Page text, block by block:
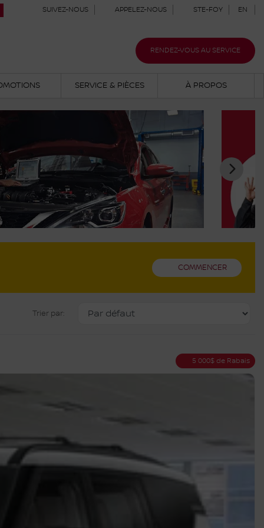
SUIVEZ-NOUS APPELEZ-NOUS STE-FOY EN
RENDEZ-VOUS AU SERVICE
SERVICE & PIÈCES À PROPOS
COMMENCER
Trier par:
5 000$ de Rabais